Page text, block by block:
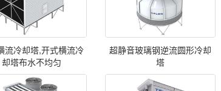
流冷却塔,开式横流冷
却塔布水不均匀
超静音玻璃钢逆流圆形冷却
塔